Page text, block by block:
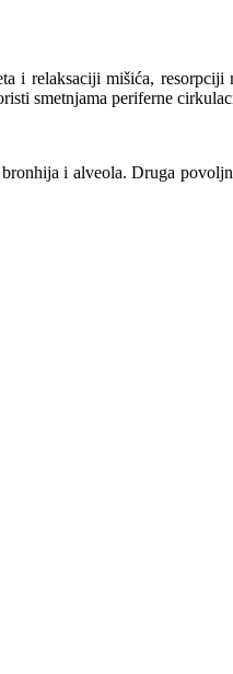
i relaksaciji mišića,
smetnjama periferne
i alveola. Druga